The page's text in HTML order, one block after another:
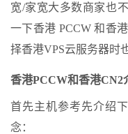
宽/家宽大多数商家也
一下香港 PCCW 和香
择香港VPS云服务器时
香港PCCW和香港CN2
首先主机参考先介绍
念：